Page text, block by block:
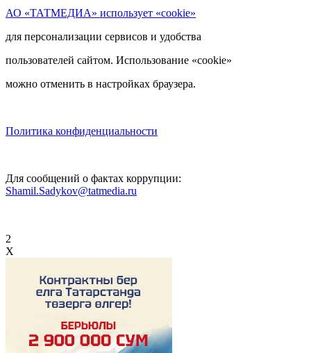
АО «ТАТМЕДИА» использует «cookie»
для персонализации сервисов и удобства
пользователей сайтом. Использование «cookie»
можно отменить в настройках браузера.
Политика конфиденциальности
Для сообщений о фактах коррупции:
Shamil.Sadykov@tatmedia.ru
2
X